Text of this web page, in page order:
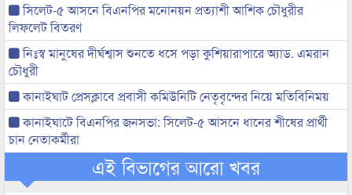
সিলেট-৫ আসনে বিএনপির মনোনয়ন প্রত্যাশী আশিক চৌধুরীর
লিফলেট বিতরণ
নিঃস্ব মানুষের দীর্ঘশ্বাস শুনতে ধসে পড়া কুশিয়ারাপারে অ্যাড. এমরান
চৌধুরী
কানাইঘাট প্রেসক্লাবে প্রবাসী কমিউনিটি নেতৃবৃন্দের নিয়ে মতিবিনিময়
কানাইঘাটে বিএনপির জনসভা: সিলেট-৫ আসনে ধানের শীষের প্রার্থী
চান নেতাকর্মীরা
এই বিভাগের আরো খবর